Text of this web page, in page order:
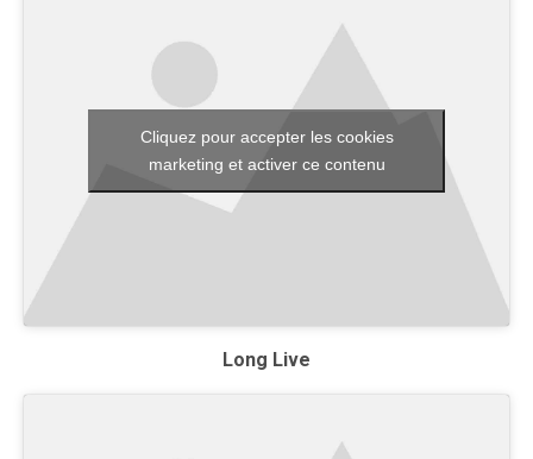
Cliquez pour accepter les cookies
marketing et activer ce contenu
Long Live